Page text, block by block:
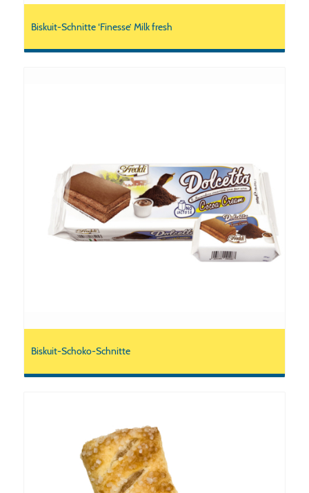
Biskuit-Schnitte ‘Finesse’ Milk fresh
Biskuit-Schoko-Schnitte